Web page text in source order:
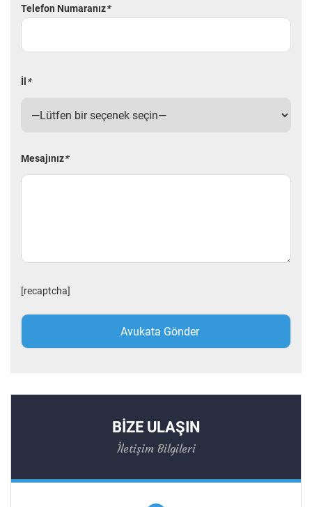
Telefon Numaranız*
İl *
Mesajınız*
[recaptcha]
BİZE ULAŞIN
İletişim Bilgileri